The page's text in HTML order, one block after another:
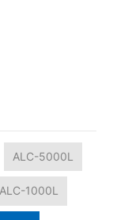
ALC-5000L
ALC-1000L